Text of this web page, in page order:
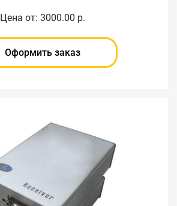
Цена от: 3000.00 р.
Оформить заказ